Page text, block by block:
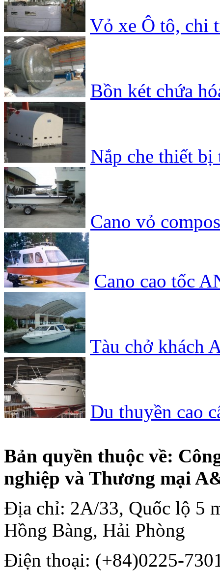
Vỏ xe Ô tô, chi
Bồn két chứa
Nắp che thiết bị
Cano vỏ
Cano cao tốc
Tàu chở khách
Du thuyền cao
Bản quyền thuộc về:
nghiệp và Thương mại
Địa chỉ: 2A/33, Quốc lộ 5
Hồng Bàng, Hải Phòng
Điện thoại: (+84)0225-